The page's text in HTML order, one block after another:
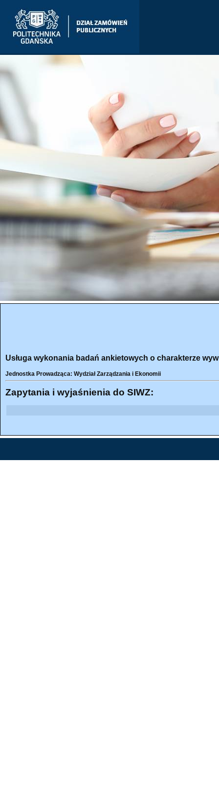
Usługa wykonania badań ankietowych o charakterze
Jednostka Prowadząca: Wydział Zarządzania i Ekonomii
Zapytania i wyjaśnienia do SIWZ: